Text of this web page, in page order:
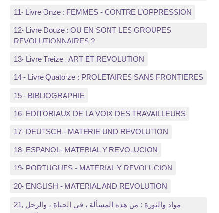
11- Livre Onze : FEMMES - CONTRE L’OPPRESSION
12- Livre Douze : OU EN SONT LES GROUPES
REVOLUTIONNAIRES ?
13- Livre Treize : ART ET REVOLUTION
14 - Livre Quatorze : PROLETAIRES SANS FRONTIERES
15 - BIBLIOGRAPHIE
16- EDITORIAUX DE LA VOIX DES TRAVAILLEURS
17- DEUTSCH - MATERIE UND REVOLUTION
18- ESPANOL- MATERIAL Y REVOLUCION
19- PORTUGUES - MATERIAL Y REVOLUCION
20- ENGLISH - MATERIAL AND REVOLUTION
21, مواد والثورة : من هذه المسألة ، في الحياة ، والرجل